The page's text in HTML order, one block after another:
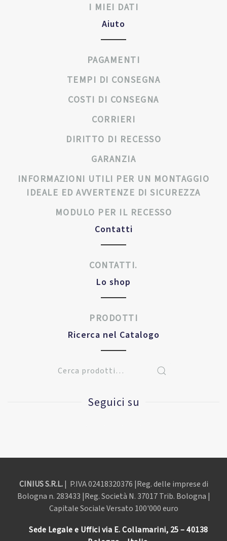
I MIEI DATI
Aiuto
PAGAMENTI
TEMPI DI CONSEGNA
COSTI DI CONSEGNA
CORRIERI
DIRITTO DI RECESSO
GARANZIA
INFORMAZIONI UTILI PER UN MONTAGGIO
IDEALE ED AVVERTENZE DI SICUREZZA
MODULO PER IL RECESSO
Contatti
CONTATTI.
Lo shop
PRODOTTI
Ricerca nel Catalogo
Seguici su
CINIUS S.R.L.| P.IVA02418320376 |Reg. delle imprese di
Bologna n. 283433 |Reg. Società N. 37017 Trib. Bologna |
Capitale Sociale Versato 100'000 euro
Sede Legale e Uffici via E. Collamarini, 25 – 40138